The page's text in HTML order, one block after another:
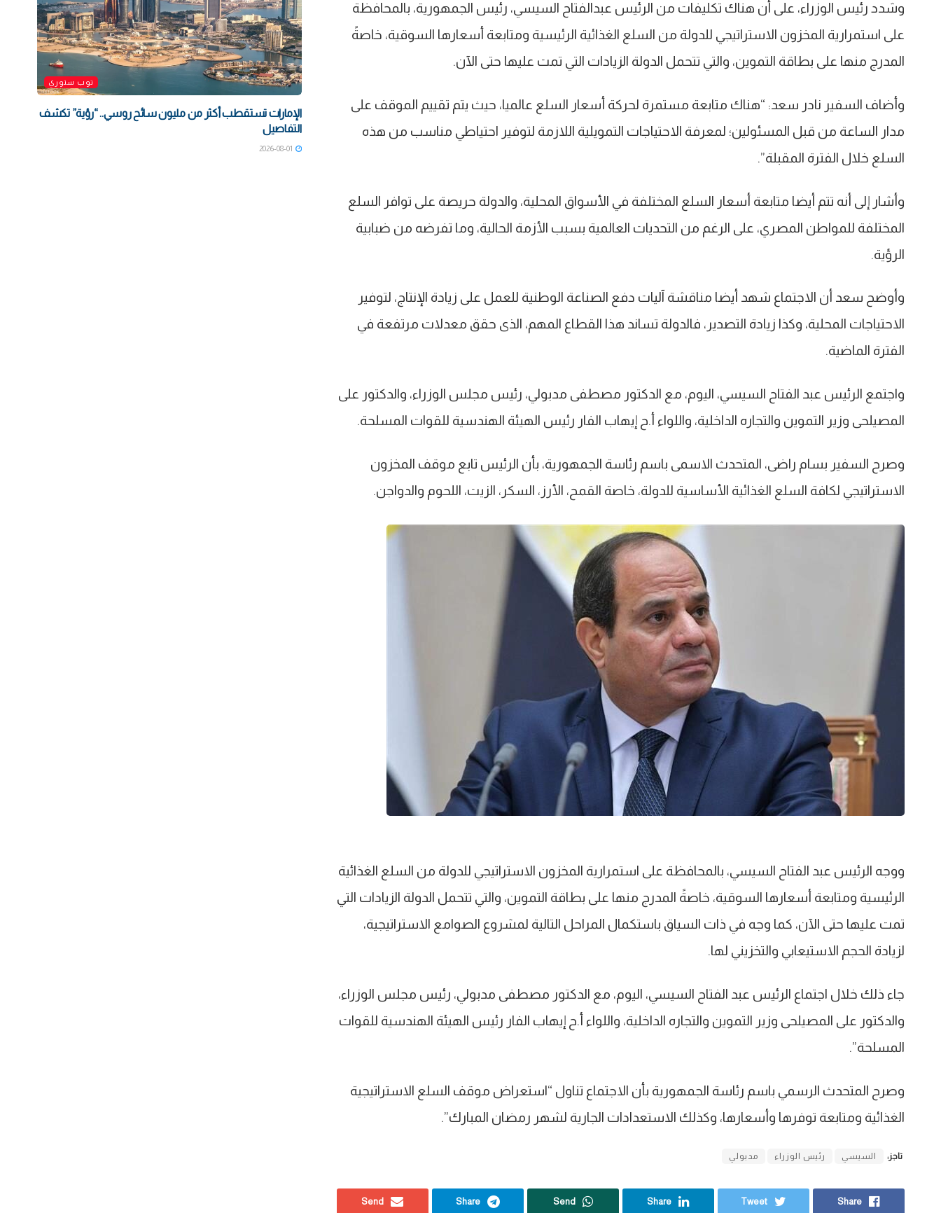
وشدد رئيس الوزراء، على أن هناك تكليفات من الرئيس عبدالفتاح السيسي، رئيس الجمهورية، بالمحافظة
على استمرارية المخزون الاستراتيجي للدولة من السلع الغذائية الرئيسية ومتابعة أسعارها السوقية، خاصةً
المدرج منها على بطاقة التموين، والتي تتحمل الدولة الزيادات التي تمت عليها حتى الآن.
وأضاف السفير نادر سعد: “هناك متابعة مستمرة لحركة أسعار السلع عالميا، حيث يتم تقييم الموقف على
مدار الساعة من قبل المسئولين؛ لمعرفة الاحتياجات التمويلية اللازمة لتوفير احتياطي مناسب من هذه
السلع خلال الفترة المقبلة”.
وأشار إلى أنه تتم أيضا متابعة أسعار السلع المختلفة في الأسواق المحلية، والدولة حريصة على توافر السلع
المختلفة للمواطن المصري، على الرغم من التحديات العالمية بسبب الأزمة الحالية، وما تفرضه من ضبابية
الرؤية.
وأوضح سعد أن الاجتماع شهد أيضا مناقشة آليات دفع الصناعة الوطنية للعمل على زيادة الإنتاج، لتوفير
الاحتياجات المحلية، وكذا زيادة التصدير، فالدولة تساند هذا القطاع المهم، الذى حقق معدلات مرتفعة في
الفترة الماضية.
واجتمع الرئيس عبد الفتاح السيسي، اليوم، مع الدكتور مصطفى مدبولي، رئيس مجلس الوزراء، والدكتور على
المصيلحى وزير التموين والتجاره الداخلية، واللواء أ.ح إيهاب الفار رئيس الهيئة الهندسية للقوات المسلحة.
وصرح السفير بسام راضى، المتحدث الاسمى باسم رئاسة الجمهورية، بأن الرئيس تابع موقف المخزون
الاستراتيجي لكافة السلع الغذائية الأساسية للدولة، خاصة القمح، الأرز، السكر، الزيت، اللحوم والدواجن.
ووجه الرئيس عبد الفتاح السيسي، بالمحافظة على استمرارية المخزون الاستراتيجي للدولة من السلع الغذائية
الرئيسية ومتابعة أسعارها السوقية، خاصةً المدرج منها على بطاقة التموين، والتي تتحمل الدولة الزيادات التي
تمت عليها حتى الآن، كما وجه في ذات السياق باستكمال المراحل التالية لمشروع الصوامع الاستراتيجية،
لزيادة الحجم الاستيعابي والتخزيني لها.
جاء ذلك خلال اجتماع الرئيس عبد الفتاح السيسي، اليوم، مع الدكتور مصطفى مدبولي، رئيس مجلس الوزراء،
والدكتور على المصيلحى وزير التموين والتجاره الداخلية، واللواء أ.ح إيهاب الفار رئيس الهيئة الهندسية للقوات
المسلحة”.
وصرح المتحدث الرسمي باسم رئاسة الجمهورية بأن الاجتماع تناول “استعراض موقف السلع الاستراتيجية
الغذائية ومتابعة توفرها وأسعارها، وكذلك الاستعدادات الجارية لشهر رمضان المبارك”.
تاجز: السيسي رئيس الوزراء مدبولي
Share
Tweet
Share
Send
Share
Send
توب ستوري
الإمارات تستقطب أكثر من مليون سائح روسي.. “رؤية” تكشف
التفاصيل